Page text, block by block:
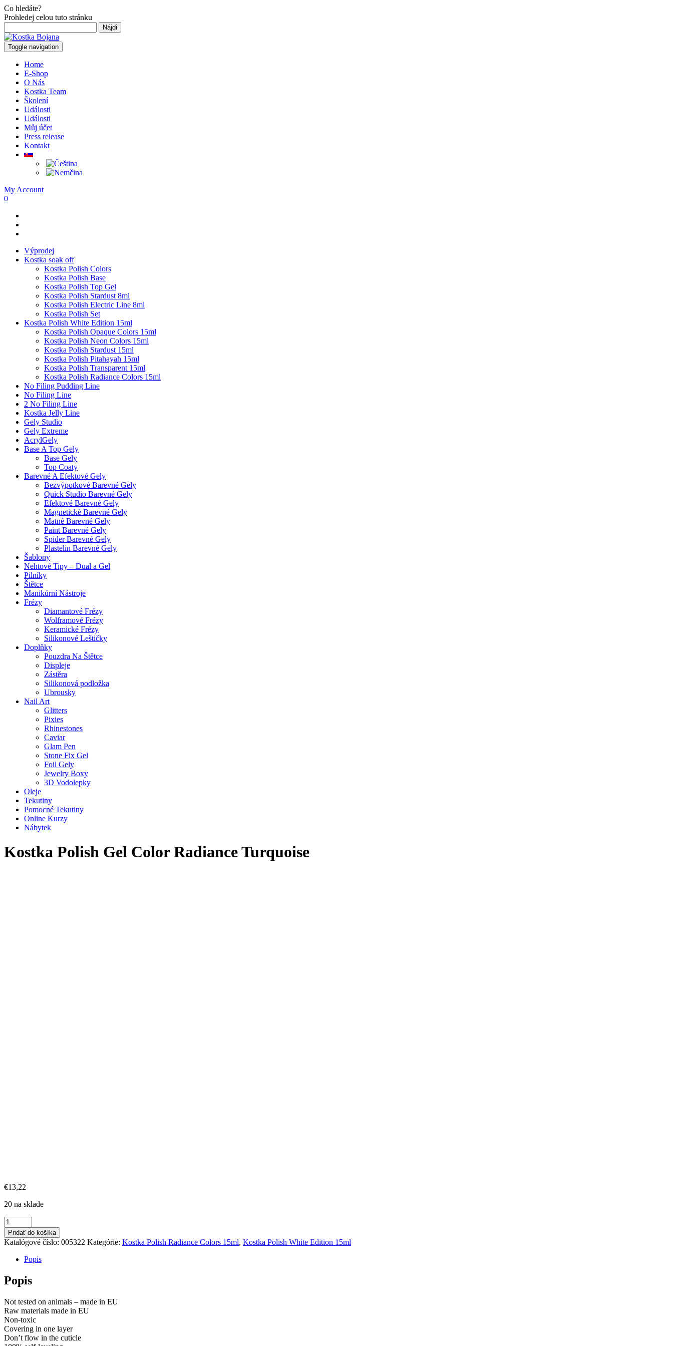
Co hledáte?
Prohledej celou tuto stránku
Toggle navigation
Home
E-Shop
O Nás
Kostka Team
Školení
Události
Události
Můj účet
Press release
Kontakt
My Account
0
Výprodej
Kostka soak off
Kostka Polish Colors
Kostka Polish Base
Kostka Polish Top Gel
Kostka Polish Stardust 8ml
Kostka Polish Electric Line 8ml
Kostka Polish Set
Kostka Polish White Edition 15ml
Kostka Polish Opaque Colors 15ml
Kostka Polish Neon Colors 15ml
Kostka Polish Stardust 15ml
Kostka Polish Pitahayah 15ml
Kostka Polish Transparent 15ml
Kostka Polish Radiance Colors 15ml
No Filing Pudding Line
No Filing Line
2 No Filing Line
Kostka Jelly Line
Gely Studio
Gely Extreme
AcrylGely
Base A Top Gely
Base Gely
Top Coaty
Barevné A Efektové Gely
Bezvýpotkové Barevné Gely
Quick Studio Barevné Gely
Efektové Barevné Gely
Magnetické Barevné Gely
Matné Barevné Gely
Paint Barevné Gely
Spider Barevné Gely
Plastelin Barevné Gely
Šablony
Nehtové Tipy – Dual a Gel
Pilníky
Štětce
Manikúrní Nástroje
Frézy
Diamantové Frézy
Wolframové Frézy
Keramické Frézy
Silikonové Leštičky
Doplňky
Pouzdra Na Štětce
Displeje
Zástěra
Silikonová podložka
Ubrousky
Nail Art
Glitters
Pixies
Rhinestones
Caviar
Glam Pen
Stone Fix Gel
Foil Gely
Jewelry Boxy
3D Vodolepky
Oleje
Tekutiny
Pomocné Tekutiny
Online Kurzy
Nábytek
Kostka Polish Gel Color Radiance Turquoise
€13,22
20 na sklade
množstvo
Kostka
Polish
Gel
Color
Radiance
Turquoise
Pridať do košíka
Katalógové číslo: 005322 Kategórie: Kostka Polish Radiance Colors 15ml, Kostka Polish White Edition 15ml
Popis
Popis
Not tested on animals – made in EU
Raw materials made in EU
Non-toxic
Covering in one layer
Don’t flow in the cuticle